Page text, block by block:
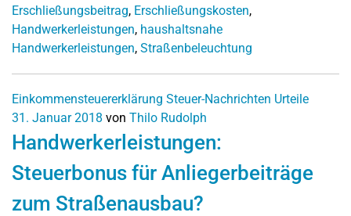
Erschließungsbeitrag, Erschließungskosten,
Handwerkerleistungen, haushaltsnahe
Handwerkerleistungen, Straßenbeleuchtung
Einkommensteuererklärung Steuer-Nachrichten Urteile
31. Januar 2018 von Thilo Rudolph
Handwerkerleistungen:
Steuerbonus für Anliegerbeiträge
zum Straßenausbau?